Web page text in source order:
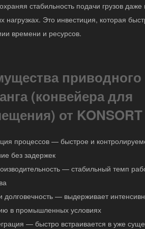
стабильность подачи грузов даже
нагрузках. Это инвестиция, которая
времени и ресурсов.
приводного
(конвейера для
от KONSORT
процессов — быстрое и
без задержек
— стабильный темп
долговечность — выдерживает
в промышленных условиях
— быстро встраивается в уже